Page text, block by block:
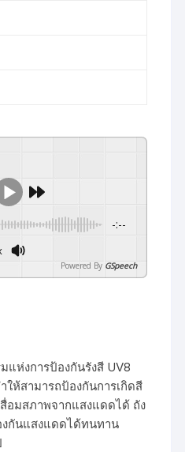
-:--
Powered By GSpeech
แห่งการป้องกันรังสี UV8
ห้สามารถป้องกันการเกิดสี
อมสภาพจากแสงแดดได้ ถัง
งกันแสงแดดได้ทนทาน